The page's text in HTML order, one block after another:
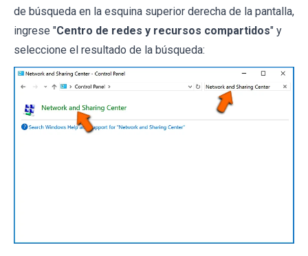
de búsqueda en la esquina superior derecha de la pantalla,
ingrese "Centro de redes y recursos compartidos" y
seleccione el resultado de la búsqueda: